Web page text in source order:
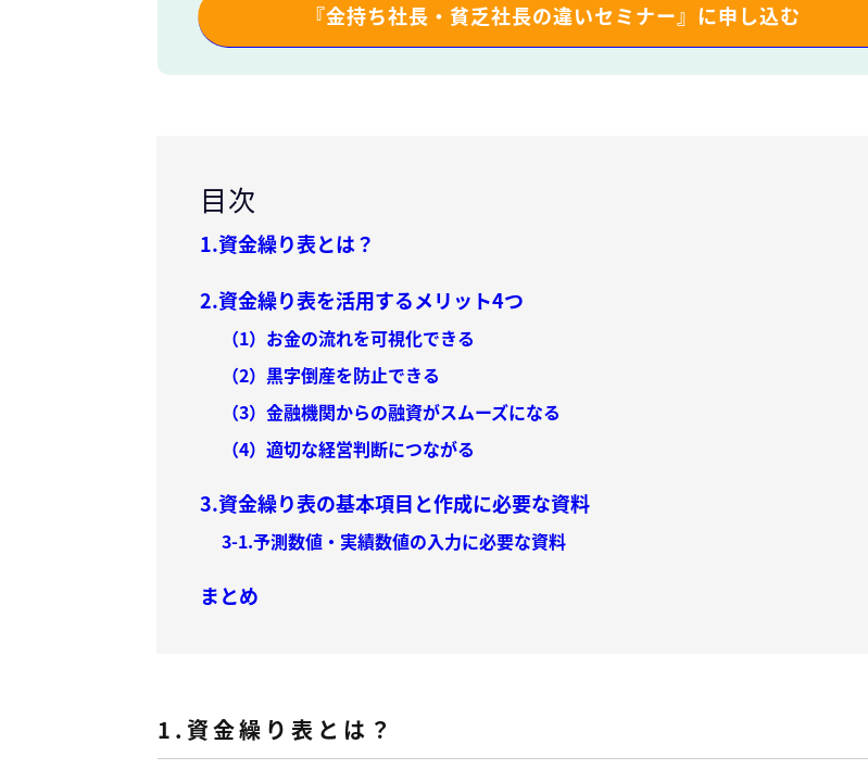
『金持ち社長・貧乏社長の違いセミナー』に申し込む
目次
1.資金繰り表とは？
2.資金繰り表を活用するメリット4つ
（1）お金の流れを可視化できる
（2）黒字倒産を防止できる
（3）金融機関からの融資がスムーズになる
（4）適切な経営判断につながる
3.資金繰り表の基本項目と作成に必要な資料
3-1.予測数値・実績数値の入力に必要な資料
まとめ
1.資金繰り表とは？